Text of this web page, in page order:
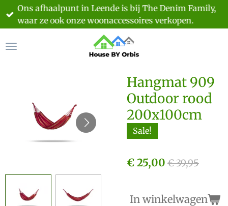
Ga
direct
de
Ons afhaalpunt in Leende is bij The Denim Family,
waar ze ook onze woonaccessoires verkopen.
Hangmat 909
Outdoor rood
200x100cm
Sale!
€ 25,00 € 39,95
In winkelwagen